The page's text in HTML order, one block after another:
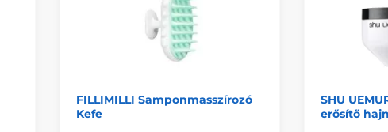
FILLIMILLI Samponmasszírozó
Kefe
SHU
erősítő